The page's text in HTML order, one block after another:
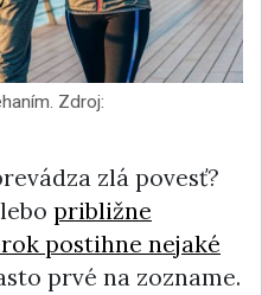
Zdroj:
zlá povesť?
približne
postihne nejaké
prvé na zozname.